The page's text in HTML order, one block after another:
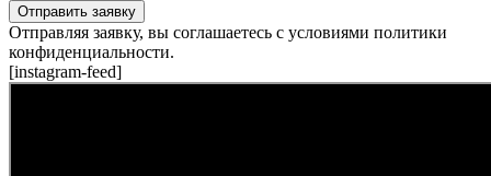
Отправить заявку
Отправляя заявку, вы соглашаетесь с условиями политики
конфиденциальности.
[instagram-feed]